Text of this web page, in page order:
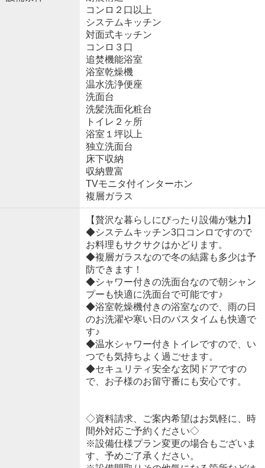
コンロ２口以上
システムキッチン
対面式キッチン
コンロ３口
追焚機能浴室
浴室乾燥機
温水洗浄便座
洗面台
洗髪洗面化粧台
トイレ２ヶ所
浴室１坪以上
独立洗面台
床下収納
収納豊富
TVモニタ付インターホン
複層ガラス
【贅沢な暮らしにぴったり設備が魅力】
◆システムキッチン3口コンロですので
お料理もサクサクはかどります。
◆複層ガラスなので冬の結露も多少は予
防できます！
◆シャワー付きの洗面台なので朝シャン
プーも快適に洗面台で可能です♪
◆浴室乾燥機付きの浴室なので、雨の日
のお洗濯や寒い日のバスタイムも快適で
す♪
◆温水シャワー付きトイレですので、い
つでも気持ちよく過ごせます。
◆セキュリティ安全な玄関ドアですの
で、お子様のお留守番にも安心です。
◇資料請求、ご案内希望はお気軽に、時
間外対応ご予約ください◇
※設備仕様プラン変更の場合もございま
す、予めご了承ください。